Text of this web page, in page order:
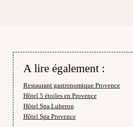
A lire également :
Restaurant gastronomique Provence
Hôtel 5 étoiles en Provence
Hôtel Spa Luberon
Hôtel Spa Provence